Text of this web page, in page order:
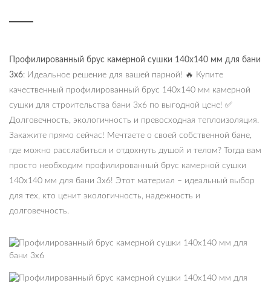
Профилированный брус камерной сушки 140х140 мм для бани
3х6: Идеальное решение для вашей парной! 🔥 Купите
качественный профилированный брус 140х140 мм камерной
сушки для строительства бани 3х6 по выгодной цене! ✅
Долговечность, экологичность и превосходная теплоизоляция.
Закажите прямо сейчас! Мечтаете о своей собственной бане,
где можно расслабиться и отдохнуть душой и телом? Тогда вам
просто необходим профилированный брус камерной сушки
140х140 мм для бани 3х6! Этот материал – идеальный выбор
для тех, кто ценит экологичность, надежность и
долговечность.